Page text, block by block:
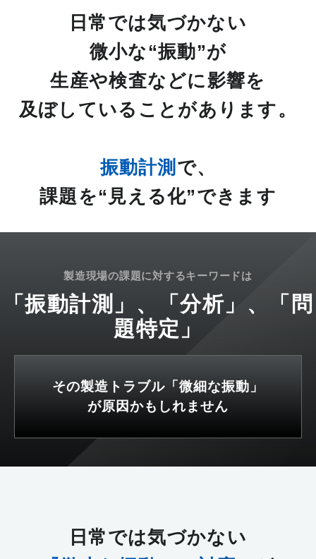
日常では気づかない
微小な“振動”が
生産や検査などに影響を
及ぼしていることがあります。
振動計測 で、
課題を“見える化”できます
製造現場の課題に対するキーワードは
「振動計測」、「分析」、「問
題特定」
その製造トラブル「微細な振動」
が原因かもしれません
日常では気づかない